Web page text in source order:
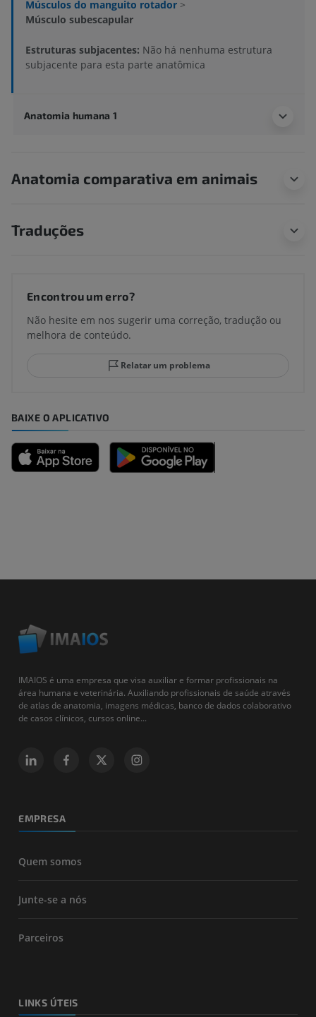
Músculos do manguito rotador >
Músculo subescapular
Estruturas subjacentes: Não há nenhuma estrutura
subjacente para esta parte anatômica
Anatomia humana 1
Anatomia comparativa em animais
Traduções
Encontrou um erro?
Não hesite em nos sugerir uma correção, tradução ou
melhora de conteúdo.
Relatar um problema
BAIXE O APLICATIVO
IMAIOS é uma empresa que visa auxiliar e formar profissionais na
área humana e veterinária. Auxiliando profissionais de saúde através
de atlas de anatomia, imagens médicas, banco de dados colaborativo
de casos clínicos, cursos online...
EMPRESA
Quem somos
Junte-se a nós
Parceiros
LINKS ÚTEIS